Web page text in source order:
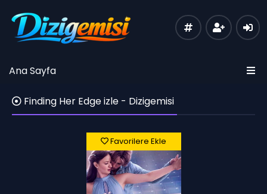
Ana Sayfa
Finding Her Edge izle - Dizigemisi
Favorilere Ekle